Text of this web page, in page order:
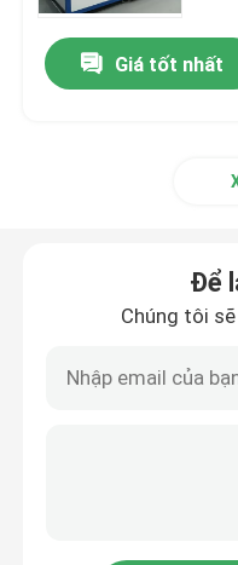
Giá tốt nhất
Để
Chúng tôi